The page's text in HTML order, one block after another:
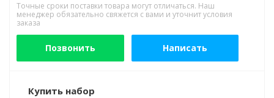
Точные сроки поставки товара могут отличаться. Наш
менеджер обязательно свяжется с вами и уточнит условия
заказа
Позвонить Написать
Купить набор